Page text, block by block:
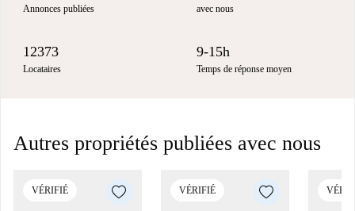
Annonces publiées avec nous
12373
Locataires
9-15h
Temps de réponse moyen
Autres propriétés publiées avec nous
VÉRIFIÉ VÉRIFIÉ